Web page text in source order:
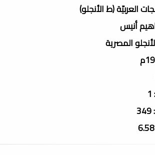
العربيّة (ط الأنجلو)
أنيس
المصرية